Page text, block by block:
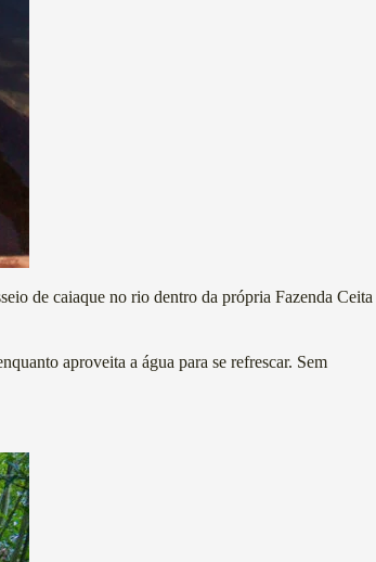
de caiaque no rio dentro da própria Fazenda Ceita
aproveita a água para se refrescar. Sem